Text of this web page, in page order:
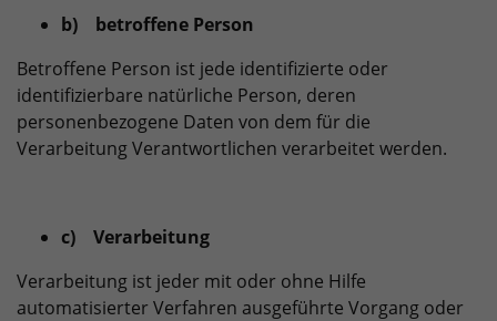
b) betroffene Person
Betroffene Person ist jede identifizierte oder
identifizierbare natürliche Person, deren
personenbezogene Daten von dem für die
Verarbeitung Verantwortlichen verarbeitet werden.
c) Verarbeitung
Verarbeitung ist jeder mit oder ohne Hilfe
automatisierter Verfahren ausgeführte Vorgang oder